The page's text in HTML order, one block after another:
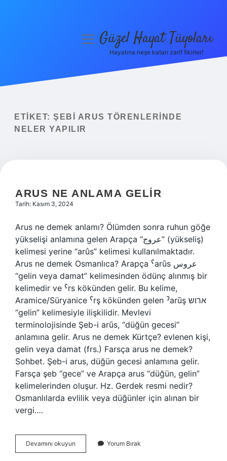
Yasal Uyarı
menüyüGüzel Hayat Tüyoları
Hayatına neşe katan zarif fikirler!
ETIKET: ŞEBI ARUS TÖRENLERINDE
NELER YAPILIR
ARUS NE ANLAMA GELIR
Tarih: Kasım 3, 2024
Arus ne demek anlamı? Ölümden sonra ruhun göğe
yükselişi anlamına gelen Arapça “عروج” (yükseliş)
kelimesi yerine “arûs” kelimesi kullanılmaktadır.
Arus ne demek Osmanlıca? Arapça ˁarūs عروس
“gelin veya damat” kelimesinden ödünç alınmış bir
kelimedir ve ˁrs kökünden gelir. Bu kelime,
Aramice/Süryanice ˁrş kökünden gelen ˀarūş ארוש
“gelin” kelimesiyle ilişkilidir. Mevlevi
terminolojisinde Şeb-i arūs, “düğün gecesi”
anlamına gelir. Arus ne demek Kürtçe? evlenen kişi,
gelin veya damat (frs.) Farsça arus ne demek?
Sohbet. Şeb-i arus, düğün gecesi anlamına gelir.
Farsça şeb “gece” ve Arapça arus “düğün, gelin”
kelimelerinden oluşur. Hz. Gerdek resmi nedir?
Osmanlılarda evlilik veya düğünler için alınan bir
vergi.…
Devamını okuyun
Ne
Yorum Bırak